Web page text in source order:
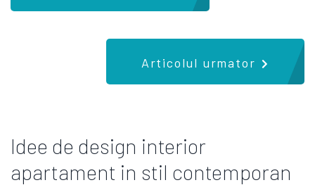
Articolul urmator
Idee de design interior
apartament in stil contemporan